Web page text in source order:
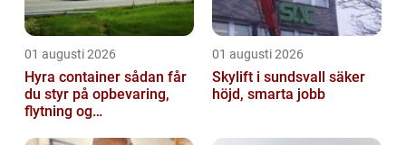
01 augusti 2026
Hyra container sådan får
du styr på opbevaring,
flytning og
01 augusti 2026
Skylift i sundsvall säker
höjd, smarta jobb